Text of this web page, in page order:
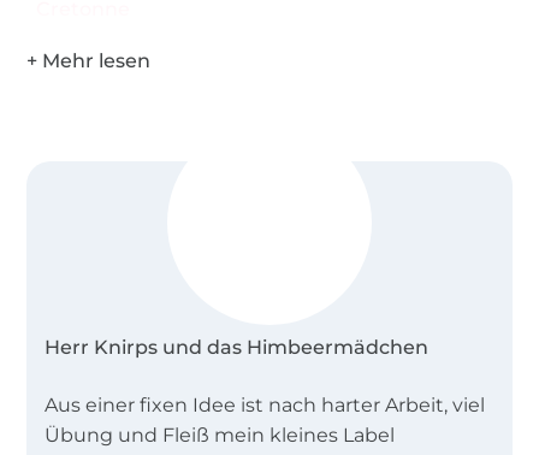
Herr Knirps und das Himbeermädchen
Aus einer fixen Idee ist nach harter Arbeit, viel
Übung und Fleiß mein kleines Label